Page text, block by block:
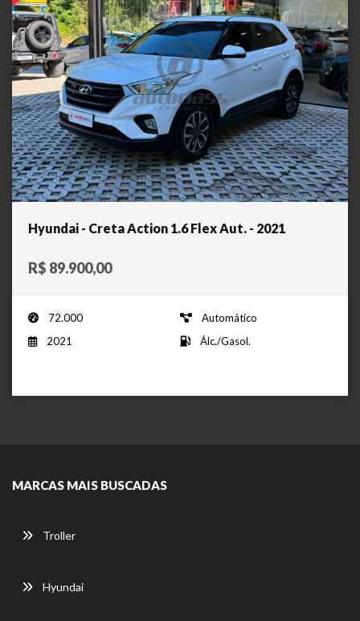
Hyundai - Creta Action 1.6 Flex Aut. - 2021
R$ 89.900,00
72.000
Automático
2021
Álc./Gasol.
MARCAS MAIS BUSCADAS
Troller
Hyundai